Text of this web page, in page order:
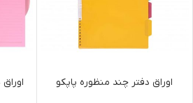
اوراق دفتر چند منظوره پاپکو